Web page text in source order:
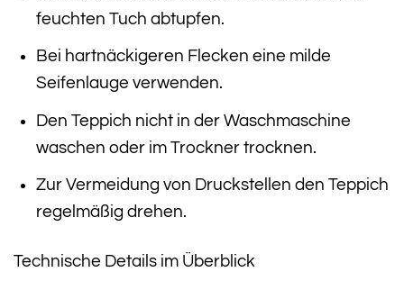
feuchten Tuch abtupfen.
Bei hartnäckigeren Flecken eine milde
Seifenlauge verwenden.
Den Teppich nicht in der Waschmaschine
waschen oder im Trockner trocknen.
Zur Vermeidung von Druckstellen den Teppich
regelmäßig drehen.
Technische Details im Überblick